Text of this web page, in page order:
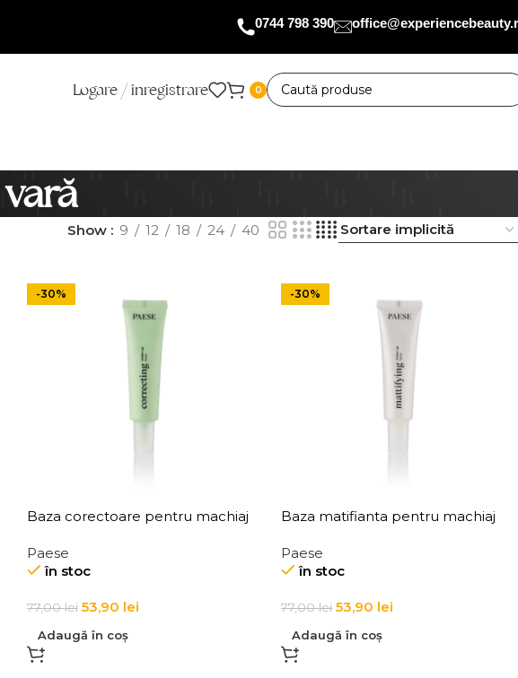
0744 798 390
Logare / înregistrare 0
Show 9 12 18 24 40
-30%
Baza corectoare pentru machiaj
30ml
Paese
în stoc
77,00lei 53,90 lei
Adaugă în coș
-30%
Baza matifianta pentru machiaj
30ml
Paese
în stoc
77,00lei 53,90 lei
Adaugă în coș